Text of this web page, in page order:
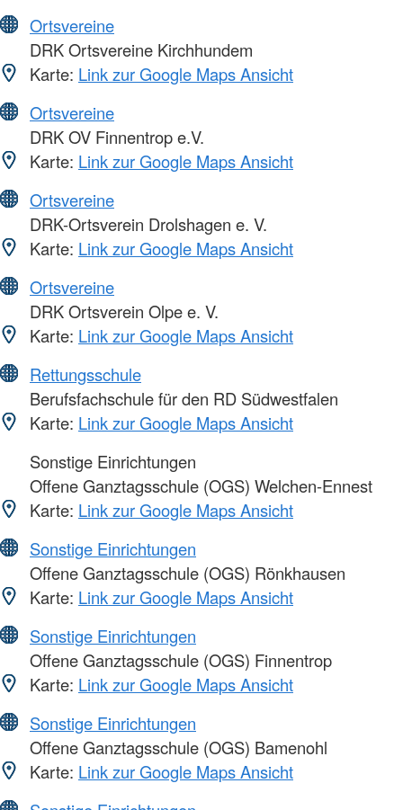
Ortsvereine
DRK Ortsvereine Kirchhundem
Karte: Link zur Google Maps Ansicht
Ortsvereine
DRK OV Finnentrop e.V.
Karte: Link zur Google Maps Ansicht
Ortsvereine
DRK-Ortsverein Drolshagen e. V.
Karte: Link zur Google Maps Ansicht
Ortsvereine
DRK Ortsverein Olpe e. V.
Karte: Link zur Google Maps Ansicht
Rettungsschule
Berufsfachschule für den RD Südwestfalen
Karte: Link zur Google Maps Ansicht
Sonstige Einrichtungen
Offene Ganztagsschule (OGS) Welchen-Ennest
Karte: Link zur Google Maps Ansicht
Sonstige Einrichtungen
Offene Ganztagsschule (OGS) Rönkhausen
Karte: Link zur Google Maps Ansicht
Sonstige Einrichtungen
Offene Ganztagsschule (OGS) Finnentrop
Karte: Link zur Google Maps Ansicht
Sonstige Einrichtungen
Offene Ganztagsschule (OGS) Bamenohl
Karte: Link zur Google Maps Ansicht